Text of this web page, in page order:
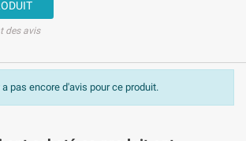
des avis
a pas encore d'avis pour ce produit.